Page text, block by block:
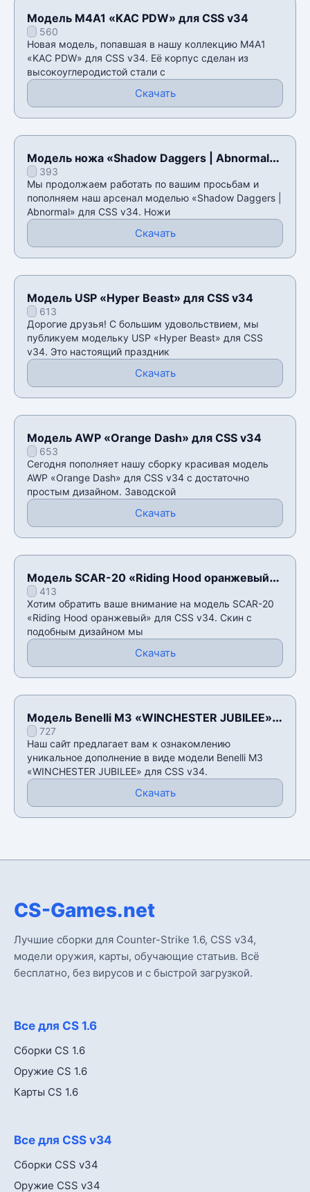
Модель M4A1 «KAC PDW» для CSS v34
560
Новая модель, попавшая в нашу коллекцию M4A1
«KAC PDW» для CSS v34. Её корпус сделан из
высокоуглеродистой стали с
Скачать
Модель ножа «Shadow Daggers | Abnormal»
для CSS v34
393
Мы продолжаем работать по вашим просьбам и
пополняем наш арсенал моделью «Shadow Daggers |
Abnormal» для CSS v34. Ножи
Скачать
Модель USP «Hyper Beast» для CSS v34
613
Дорогие друзья! С большим удовольствием, мы
публикуем модельку USP «Hyper Beast» для CSS
v34. Это настоящий праздник
Скачать
Модель AWP «Orange Dash» для CSS v34
653
Сегодня пополняет нашу сборку красивая модель
AWP «Orange Dash» для CSS v34 с достаточно
простым дизайном. Заводской
Скачать
Модель SCAR-20 «Riding Hood оранжевый»
для CSS v34
413
Хотим обратить ваше внимание на модель SCAR-20
«Riding Hood оранжевый» для CSS v34. Скин с
подобным дизайном мы
Скачать
Модель Benelli M3 «WINCHESTER JUBILEE»
для CSS v34
727
Наш сайт предлагает вам к ознакомлению
уникальное дополнение в виде модели Benelli M3
«WINCHESTER JUBILEE» для CSS v34.
Скачать
CS-Games.net
Лучшие сборки для Counter-Strike 1.6, CSS v34,
модели оружия, карты, обучающие статьив. Всё
бесплатно, без вирусов и с быстрой загрузкой.
Все для CS 1.6
Сборки CS 1.6
Оружие CS 1.6
Карты CS 1.6
Все для CSS v34
Сборки CSS v34
Оружие CSS v34